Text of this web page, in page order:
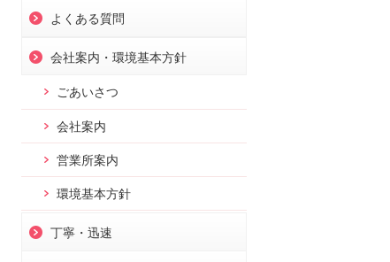
よくある質問
会社案内・環境基本方針
ごあいさつ
会社案内
営業所案内
環境基本方針
丁寧・迅速